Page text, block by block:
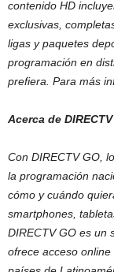
contenido HD
exclusivas,
ligas y paquetes
programación en
prefiera. Para más
Acerca de
Con DIRECTV GO,
la programación
cómo y cuándo
smartphones,
DIRECTV GO es un
ofrece acceso